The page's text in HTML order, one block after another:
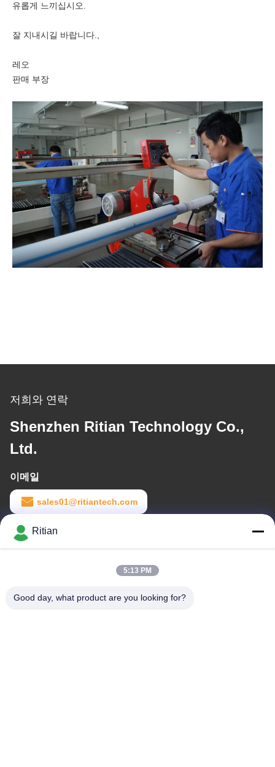
유롭게 느끼십시오.
잘 지내시길 바랍니다.,
레오
판매 부장
저희와 연락
Shenzhen Ritian Technology Co.,
Ltd.
이메일
sales01@ritiantech.com
일 시간
8:30-18:00
본사 주소
Ritian
5:13 PM
Good day, what product are you looking for?